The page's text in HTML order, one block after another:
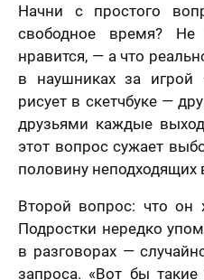
Начни с простого
свободное время?
нравится, — а что
в наушниках за
рисует в скетчбуке —
друзьями каждые
этот вопрос сужает
половину неподходящих
Второй вопрос: что он
Подростки нередко
в разговорах —
запроса. «Вот бы